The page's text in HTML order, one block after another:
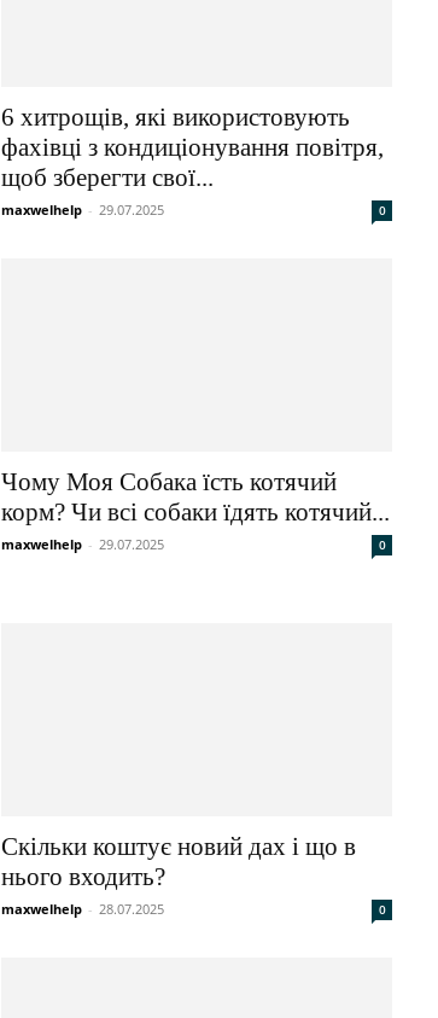
6 хитрощів, які використовують
фахівці з кондиціонування повітря,
щоб зберегти свої...
maxwelhelp - 29.07.2025 0
Чому Моя Собака їсть котячий
корм? Чи всі собаки їдять котячий...
maxwelhelp - 29.07.2025 0
Скільки коштує новий дах і що в
нього входить?
maxwelhelp - 28.07.2025 0